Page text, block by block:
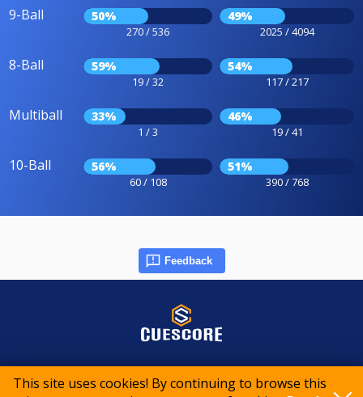
This site uses cookies! By continuing to browse this
9-Ball 50%
270 / 536
49%
2025 / 4094
8-Ball 59%
19 / 32
54%
117 / 217
Multiball 33%
1 / 3
46%
19 / 41
10-Ball 56%
60 / 108
51%
390 / 768
Feedback
© 2015-2026 CueScore International